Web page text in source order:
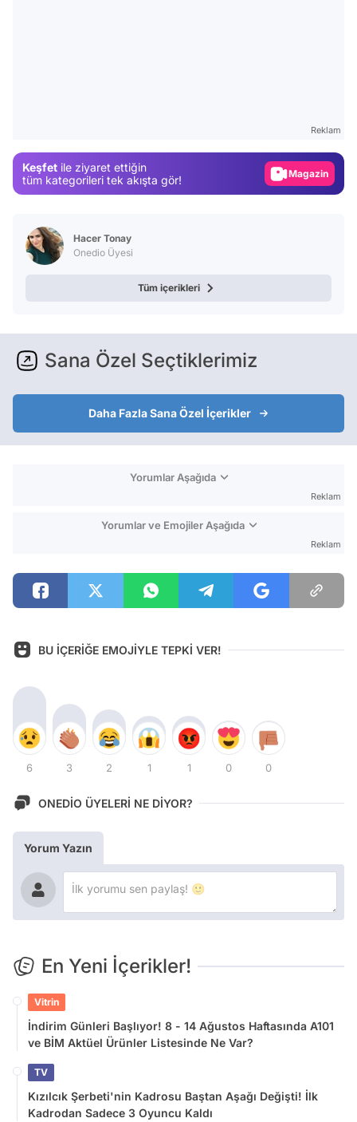
Reklam
Keşfet ile ziyaret ettiğin
tüm kategorileri tek akışta gör!
Magazin
Hacer Tonay
Onedio Üyesi
Tüm içerikleri
Sana Özel Seçtiklerimiz
Daha Fazla Sana Özel İçerikler
Yorumlar Aşağıda
Reklam
Yorumlar ve Emojiler Aşağıda
Reklam
BU İÇERİĞE EMOJİYLE TEPKİ VER!
6 3 2 1 1 0 0
ONEDİO ÜYELERİ NE DİYOR?
Yorum Yazın
En Yeni İçerikler!
Vitrin
İndirim Günleri Başlıyor! 8 - 14 Ağustos Haftasında A101
ve BİM Aktüel Ürünler Listesinde Ne Var?
TV
Kızılcık Şerbeti'nin Kadrosu Baştan Aşağı Değişti! İlk
Kadrodan Sadece 3 Oyuncu Kaldı